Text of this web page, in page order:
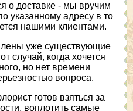
о доставке - мы вручим
указанному адресу в то
нашими клиентами.
уже существующие
случай, когда хочется
но нет времени
вопроса.
готов взяться за
воплотить самые